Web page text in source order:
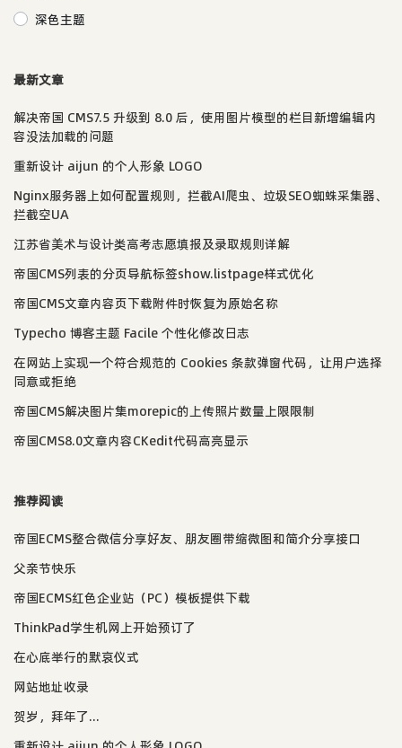
深色主题
最新文章
解决帝国 CMS7.5 升级到 8.0 后，使用图片模型的栏目新增编辑内
容没法加载的问题
重新设计 aijun 的个人形象 LOGO
Nginx服务器上如何配置规则，拦截AI爬虫、垃圾SEO蜘蛛采集器、
拦截空UA
江苏省美术与设计类高考志愿填报及录取规则详解
帝国CMS列表的分页导航标签show.listpage样式优化
帝国CMS文章内容页下载附件时恢复为原始名称
Typecho 博客主题 Facile 个性化修改日志
在网站上实现一个符合规范的 Cookies 条款弹窗代码，让用户选择
同意或拒绝
帝国CMS解决图片集morepic的上传照片数量上限限制
帝国CMS8.0文章内容CKedit代码高亮显示
推荐阅读
帝国ECMS整合微信分享好友、朋友圈带缩微图和简介分享接口
父亲节快乐
帝国ECMS红色企业站（PC）模板提供下载
ThinkPad学生机网上开始预订了
在心底举行的默哀仪式
网站地址收录
贺岁，拜年了...